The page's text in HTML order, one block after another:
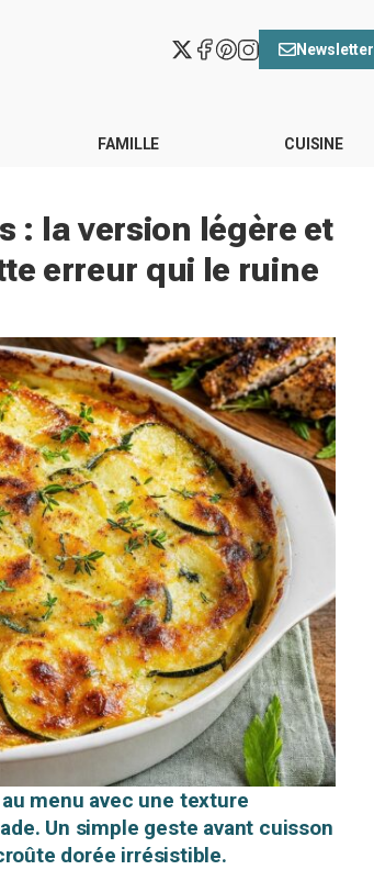
Newsletter
FAMILLE CUISINE
: la version légère et
erreur qui le ruine
menu avec une texture
Un simple geste avant cuisson
dorée irrésistible.